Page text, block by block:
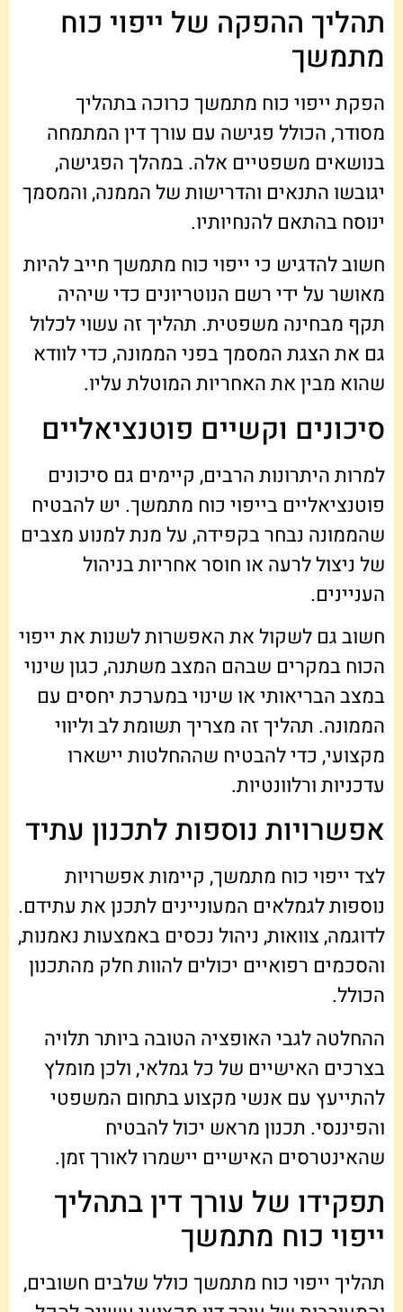
תהליך ההפקה של ייפוי כוח
מתמשך
הפקת ייפוי כוח מתמשך כרוכה בתהליך
מסודר, הכולל פגישה עם עורך דין המתמחה
בנושאים משפטיים אלה. במהלך הפגישה,
יגובשו התנאים והדרישות של הממנה, והמסמך
ינוסח בהתאם להנחיותיו.
חשוב להדגיש כי ייפוי כוח מתמשך חייב להיות
מאושר על ידי רשם הנוטריונים כדי שיהיה
תקף מבחינה משפטית. תהליך זה עשוי לכלול
גם את הצגת המסמך בפני הממונה, כדי לוודא
שהוא מבין את האחריות המוטלת עליו.
סיכונים וקשיים פוטנציאליים
למרות היתרונות הרבים, קיימים גם סיכונים
פוטנציאליים בייפוי כוח מתמשך. יש להבטיח
שהממונה נבחר בקפידה, על מנת למנוע מצבים
של ניצול לרעה או חוסר אחריות בניהול
העניינים.
חשוב גם לשקול את האפשרות לשנות את ייפוי
הכוח במקרים שבהם המצב משתנה, כגון שינוי
במצב הבריאותי או שינוי במערכת יחסים עם
הממונה. תהליך זה מצריך תשומת לב וליווי
מקצועי, כדי להבטיח שההחלטות יישארו
עדכניות ורלוונטיות.
אפשרויות נוספות לתכנון עתיד
לצד ייפוי כוח מתמשך, קיימות אפשרויות
נוספות לגמלאים המעוניינים לתכנן את עתידם.
לדוגמה, צוואות, ניהול נכסים באמצעות נאמנות,
והסכמים רפואיים יכולים להוות חלק מהתכנון
הכולל.
ההחלטה לגבי האופציה הטובה ביותר תלויה
בצרכים האישיים של כל גמלאי, ולכן מומלץ
להתייעץ עם אנשי מקצוע בתחום המשפטי
והפיננסי. תכנון מראש יכול להבטיח
שהאינטרסים האישיים יישמרו לאורך זמן.
תפקידו של עורך דין בתהליך
ייפוי כוח מתמשך
תהליך ייפוי כוח מתמשך כולל שלבים חשובים,